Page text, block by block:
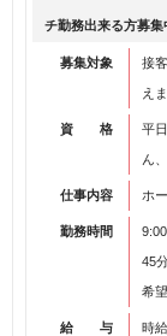
チ勤務出来る方募
募集対象 接
え
資 格 平
ん
仕事内容 ホ
勤務時間
45
希
給 与 時